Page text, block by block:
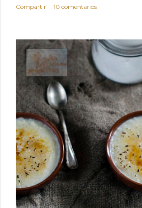
Compartir 10 comentarios